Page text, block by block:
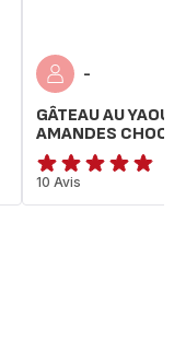
-
GÂTEAU AU
AMANDES
ratings.4.8
10 Avis